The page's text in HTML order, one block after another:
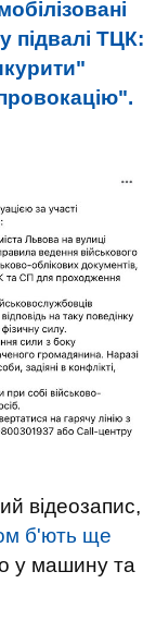
підвалі ТЦК:
відеозапис,
б'ють ще
у машину та